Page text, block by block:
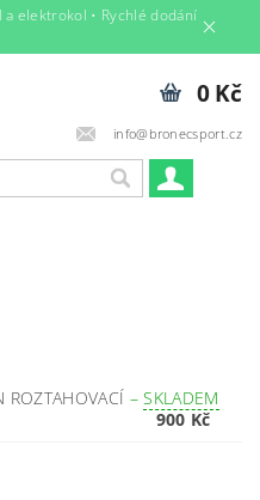
elektrokol • Rychlé dodání
info@bronecsport.cz
0 Kč
ROZTAHOVACÍ – SKLADEM
900 Kč